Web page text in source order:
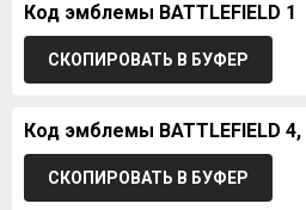
Код эмблемы BATTLEFIELD 1
СКОПИРОВАТЬ В БУФЕР
Код эмблемы BATTLEFIELD 4,
СКОПИРОВАТЬ В БУФЕР